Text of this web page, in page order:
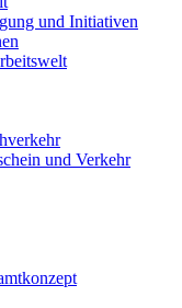
und Initiativen
und Verkehr